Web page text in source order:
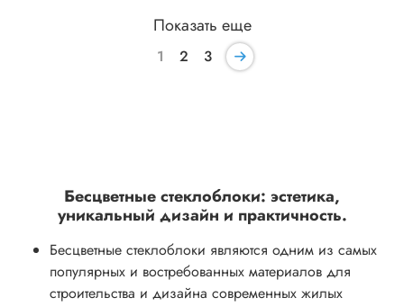
Показать еще
1 2 3
Бесцветные стеклоблоки: эстетика,
уникальный дизайн и практичность.
Бесцветные стеклоблоки являются одним из самых
популярных и востребованных материалов для
строительства и дизайна современных жилых